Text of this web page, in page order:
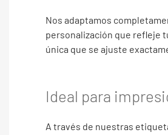
Nos adaptamos
personalización que refleje
única que se ajuste
Ideal para
A través de nuestras